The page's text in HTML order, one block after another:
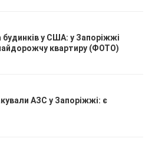
будинків у США: у Запоріжжі
квартиру (ФОТО)
АЗС у Запоріжжі: є